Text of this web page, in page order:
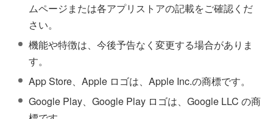
ムページまたは各アプリストアの記載をご確認くだ
さい。
機能や特徴は、今後予告なく変更する場合がありま
す。
App Store、Apple ロゴは、Apple Inc.の商標です。
Google Play、Google Play ロゴは、Google LLC の商